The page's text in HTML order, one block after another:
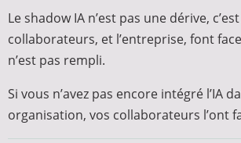
Le shadow IA n’est pas une dérive,
collaborateurs, et l’entreprise, font
n’est pas rempli.
Si vous n’avez pas encore intégré l’IA
organisation, vos collaborateurs l’ont